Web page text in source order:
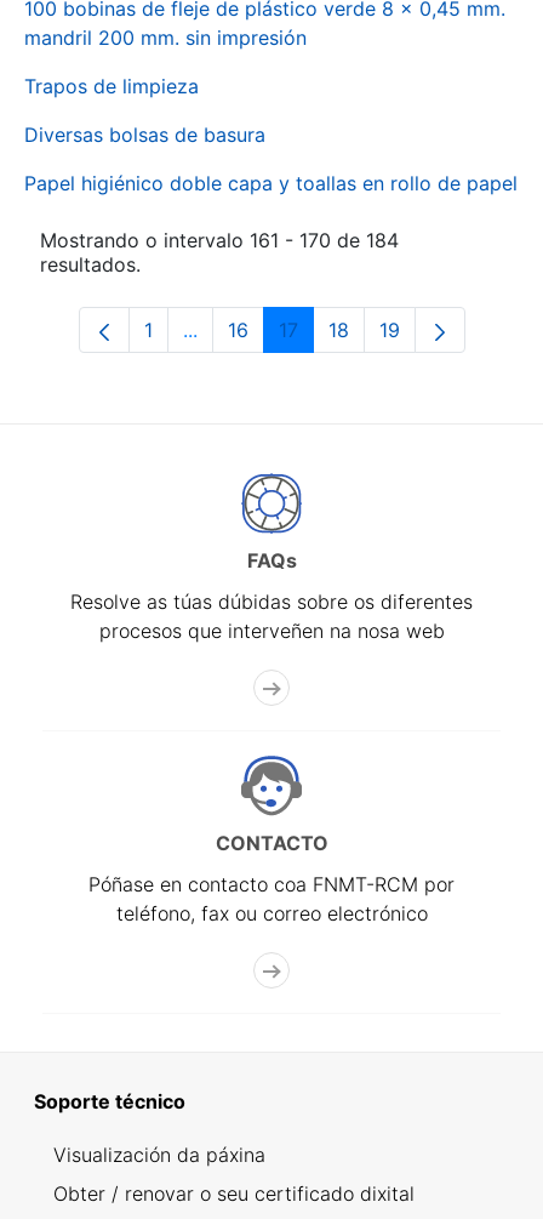
100 bobinas de fleje de plástico verde 8 x 0,45 mm.
mandril 200 mm. sin impresión
Trapos de limpieza
Diversas bolsas de basura
Papel higiénico doble capa y toallas en rollo de papel
Mostrando o intervalo 161 - 170 de 184
resultados.
Páxina
1 ...Páxinas intermedias Use pestaña
Páxina
16 Páxina
17 Páxina
18 Páxina
19
FAQs
Resolve as túas dúbidas sobre os diferentes
procesos que interveñen na nosa web
CONTACTO
Póñase en contacto coa FNMT-RCM por
teléfono, fax ou correo electrónico
Soporte técnico
Visualización da páxina
Obter / renovar o seu certificado dixital